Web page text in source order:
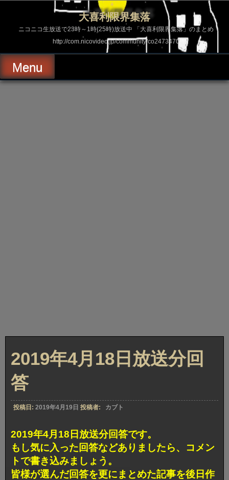
ス
ッ
プ
大喜利限界集落
ニコニコ生放送で23時～1時(25時)放送中 「大喜利限界集落」のまとめ
http://com.nicovideo.jp/community/co2473470
Menu
2019年4月18日放送分回
答
投稿日: 2019年4月19日 投稿者: カブト
2019年4月18日放送分回答です。
もし気に入った回答などありましたら、コメン
トで書き込みましょう。
皆様が選んだ回答を更にまとめた記事を後日作